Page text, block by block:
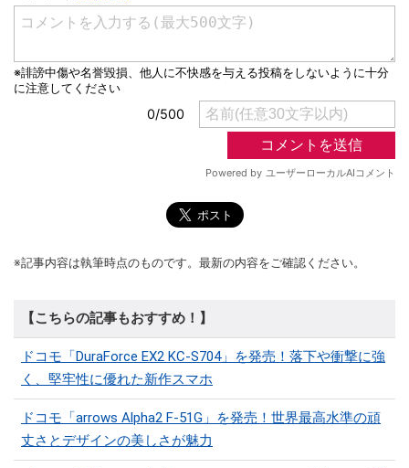
※記事内容は執筆時点のものです。最新の内容をご確認ください。
【こちらの記事もおすすめ！】
ドコモ「DuraForce EX2 KC-S704」を発売！落下や衝撃に強
く、堅牢性に優れた新作スマホ
ドコモ「arrows Alpha2 F-51G」を発売！世界最高水準の頑
丈さとデザインの美しさが魅力